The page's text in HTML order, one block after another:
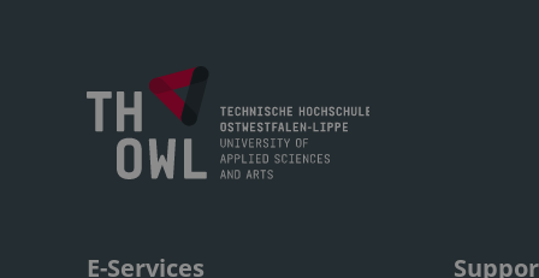
E-Services